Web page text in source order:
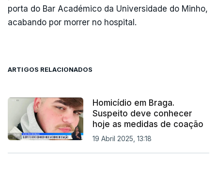
porta do Bar Académico da Universidade do Minho,
acabando por morrer no hospital.
ARTIGOS RELACIONADOS
Homicídio em Braga.
Suspeito deve conhecer
hoje as medidas de coação
19 Abril 2025, 13:18